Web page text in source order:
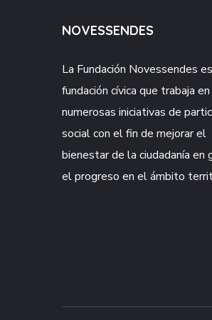
NOVESSENDES
La Fundación Novessendes
fundación cívica que trabaja en
numerosas iniciativas de
social con el fin de mejorar el
bienestar de la ciudadanía en
el progreso en el ámbito